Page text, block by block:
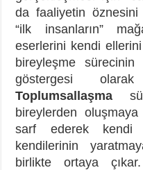
da faaliyetin
“ilk insanların”
eserlerini kendi
bireyleşme
göstergesi
Toplumsallaşma
bireylerden
sarf ederek kendi
kendilerinin
birlikte ortaya